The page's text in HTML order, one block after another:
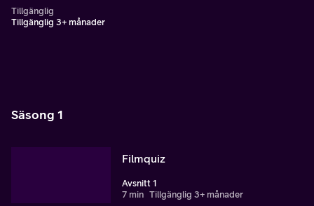
Tillgänglig
Tillgänglig 3+ månader
Säsong 1
Filmquiz
Avsnitt 1
7 min Tillgänglig 3+ månader